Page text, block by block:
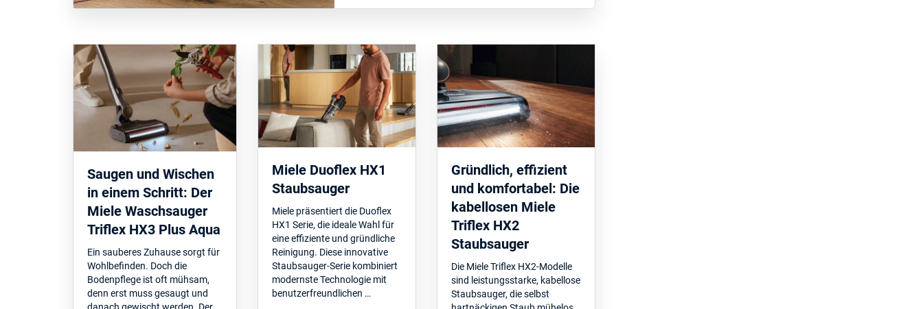
Saugen und Wischen
in einem Schritt: Der
Miele Waschsauger
Triflex HX3 Plus Aqua
Ein sauberes Zuhause sorgt für
Wohlbefinden. Doch die
Bodenpflege ist oft mühsam,
denn erst muss gesaugt und
Miele Duoflex HX1
Staubsauger
Miele präsentiert die Duoflex
HX1 Serie, die ideale Wahl für
eine effiziente und gründliche
Reinigung. Diese innovative
Staubsauger-Serie kombiniert
modernste Technologie mit
benutzerfreundlichen …
Gründlich, effizient
und komfortabel: Die
kabellosen Miele
Triflex HX2
Staubsauger
Die Miele Triflex HX2-Modelle
sind leistungsstarke, kabellose
Staubsauger, die selbst